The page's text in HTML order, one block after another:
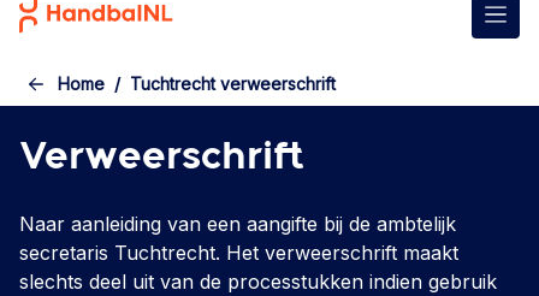
Home Tuchtrecht verweerschrift
Verweerschrift
Naar aanleiding van een aangifte bij de ambtelijk
secretaris Tuchtrecht. Het verweerschrift maakt
slechts deel uit van de processtukken indien gebruik